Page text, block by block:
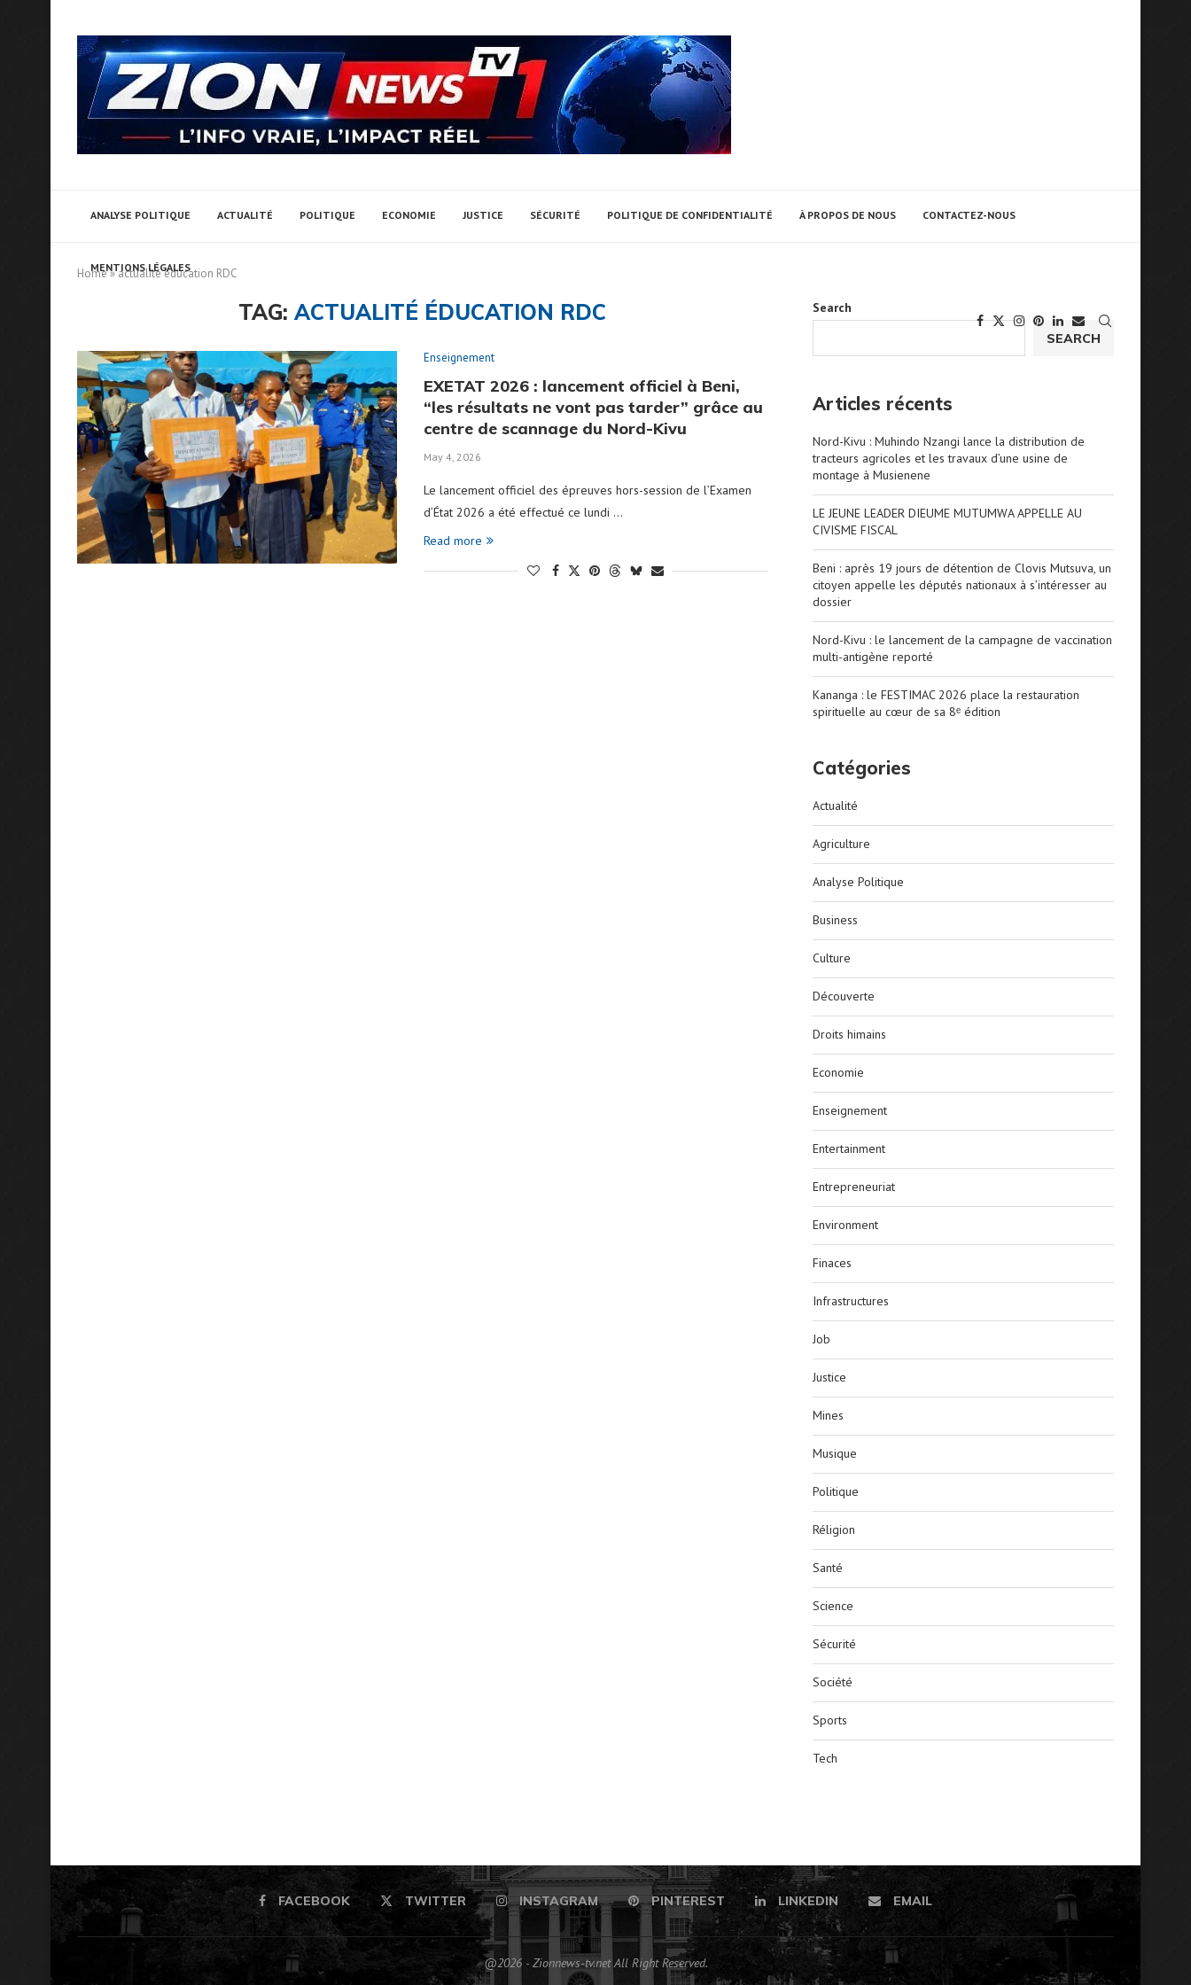
ANALYSE POLITIQUE ACTUALITÉ POLITIQUE ECONOMIE JUSTICE SÉCURITÉ POLITIQUE DE CONFIDENTIALITÉ À PROPOS DE NOUS CONTACTEZ-NOUS
MENTIONS LÉGALES
Home»actualité éducation RDC
TAG:ACTUALITÉ ÉDUCATION RDC
Enseignement
EXETAT 2026 : lancement officiel à Beni,
“les résultats ne vont pas tarder” grâce au
centre de scannage du Nord-Kivu
May 4, 2026
Le lancement officiel des épreuves hors-session de l’Examen
d’État 2026 a été effectué ce lundi …
Read more
Search
SEARCH
Articles récents
Nord-Kivu : Muhindo Nzangi lance la distribution de
tracteurs agricoles et les travaux d’une usine de
montage à Musienene
LE JEUNE LEADER DIEUME MUTUMWA APPELLE AU
CIVISME FISCAL
Beni : après 19 jours de détention de Clovis Mutsuva, un
citoyen appelle les députés nationaux à s’intéresser au
dossier
Nord-Kivu : le lancement de la campagne de vaccination
multi-antigène reporté
Kananga : le FESTIMAC 2026 place la restauration
spirituelle au cœur de sa 8ᵉ édition
Catégories
Actualité
Agriculture
Analyse Politique
Business
Culture
Découverte
Droits himains
Economie
Enseignement
Entertainment
Entrepreneuriat
Environment
Finaces
Infrastructures
Job
Justice
Mines
Musique
Politique
Réligion
Santé
Science
Sécurité
Société
Sports
Tech
FACEBOOK TWITTER INSTAGRAM PINTEREST LINKEDIN EMAIL
@2026 - Zionnews-tv.net All Right Reserved.